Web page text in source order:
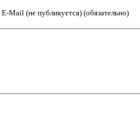
E-Mail (не публикуется) (обязательно)